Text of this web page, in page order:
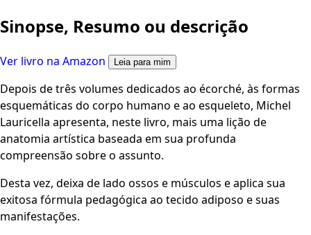
Sinopse, Resumo ou descrição
Ver livro na Amazon Leia para mim
Depois de três volumes dedicados ao écorché, às formas
esquemáticas do corpo humano e ao esqueleto, Michel
Lauricella apresenta, neste livro, mais uma lição de
anatomia artística baseada em sua profunda
compreensão sobre o assunto.
Desta vez, deixa de lado ossos e músculos e aplica sua
exitosa fórmula pedagógica ao tecido adiposo e suas
manifestações.